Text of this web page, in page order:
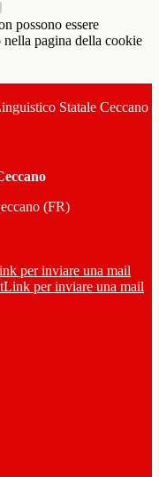
possono essere
pagina della cookie
Statale Ceccano
(FR)
per inviare una mail
Link per inviare una mail